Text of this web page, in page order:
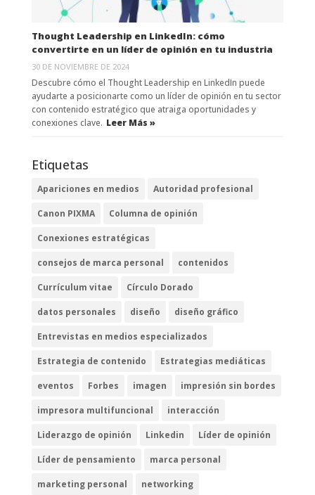
Thought Leadership en LinkedIn: cómo
convertirte en un líder de opinión en tu industria
30 DE NOVIEMBRE DE 2024
Descubre cómo el Thought Leadership en LinkedIn puede
ayudarte a posicionarte como un líder de opinión en tu sector
con contenido estratégico que atraiga oportunidades y
conexiones clave. Leer Más »
Etiquetas
Apariciones en medios Autoridad profesional
Canon PIXMA Columna de opinión
Conexiones estratégicas
consejos de marca personal contenidos
Currículum vitae Círculo Dorado
datos personales diseño diseño gráfico
Entrevistas en medios especializados
Estrategia de contenido Estrategias mediáticas
eventos Forbes imagen impresión sin bordes
impresora multifuncional interacción
Liderazgo de opinión Linkedin Líder de opinión
Líder de pensamiento marca personal
marketing personal networking